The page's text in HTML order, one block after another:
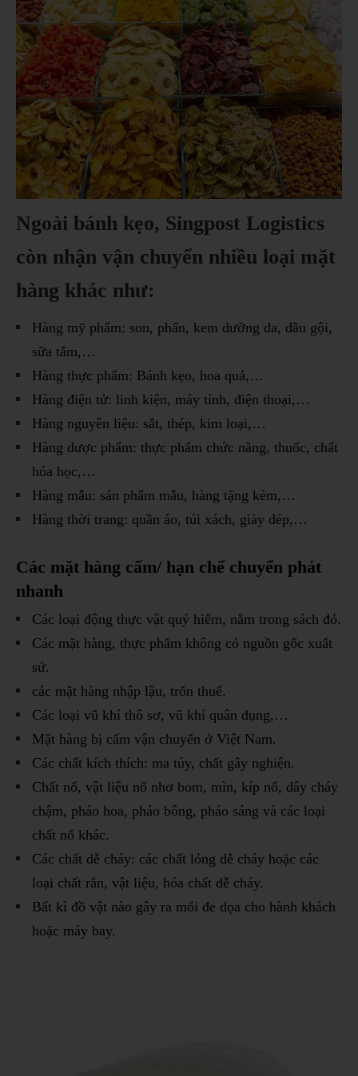
Ngoài bánh kẹo, Singpost Logistics
còn nhận vận chuyển nhiều loại mặt
hàng khác như:
Hàng mỹ phẩm: son, phấn, kem dưỡng da, dầu gội,
sữa tắm,…
Hàng thực phẩm: Bánh kẹo, hoa quả,…
Hàng điện tử: linh kiện, máy tính, điện thoại,…
Hàng nguyên liệu: sắt, thép, kim loại,…
Hàng dược phẩm: thực phẩm chức năng, thuốc, chất
hóa học,…
Hàng mẫu: sản phẩm mẫu, hàng tặng kèm,…
Hàng thời trang: quần áo, túi xách, giày dép,…
Các mặt hàng cấm/ hạn chế chuyển phát
nhanh
Các loại động thực vật quý hiếm, nằm trong sách đỏ.
Các mặt hàng, thực phẩm không có nguồn gốc xuất
sứ.
các mặt hàng nhập lậu, trốn thuế.
Các loại vũ khí thô sơ, vũ khí quân dụng,…
Mặt hàng bị cấm vận chuyển ở Việt Nam.
Các chất kích thích: ma túy, chất gây nghiện.
Chất nổ, vật liệu nổ nhơ bom, mìn, kíp nổ, dây cháy
chậm, pháo hoa, pháo bông, pháo sáng và các loại
chất nổ khác.
Các chất dễ cháy: các chất lỏng dễ cháy hoặc các
loại chất rắn, vật liệu, hóa chất dễ cháy.
Bất kì đồ vật nào gây ra mối đe dọa cho hành khách
hoặc máy bay.